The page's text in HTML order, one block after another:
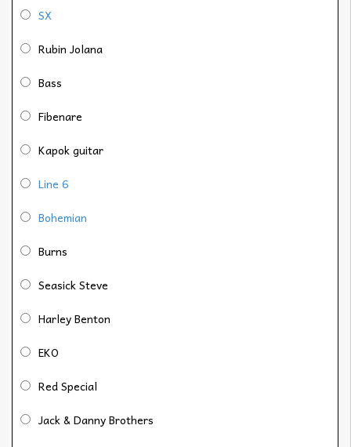
SX
Rubin Jolana
Bass
Fibenare
Kapok guitar
Line 6
Bohemian
Burns
Seasick Steve
Harley Benton
EKO
Red Special
Jack & Danny Brothers